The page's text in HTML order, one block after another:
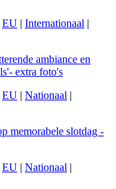
EU | Internationaal |
ambiance en
extra foto's
EU | Nationaal |
memorabele slotdag -
EU | Nationaal |